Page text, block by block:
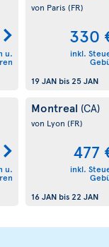
u.
von Paris (FR)
330
inkl.
19 JANbis 25 JAN
u.
Montreal (CA)
von Lyon (FR)
477
inkl.
16 JANbis 22 JAN